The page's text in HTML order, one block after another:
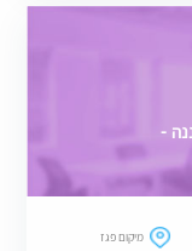
-
מיקום פגז